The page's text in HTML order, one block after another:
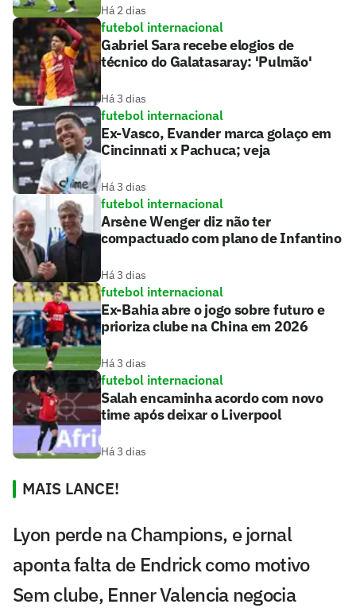
Há 2 dias
futebol internacional
Gabriel Sara recebe elogios de
técnico do Galatasaray: 'Pulmão'
Há 3 dias
futebol internacional
Ex-Vasco, Evander marca golaço em
Cincinnati x Pachuca; veja
Há 3 dias
futebol internacional
Arsène Wenger diz não ter
compactuado com plano de Infantino
Há 3 dias
futebol internacional
Ex-Bahia abre o jogo sobre futuro e
prioriza clube na China em 2026
Há 3 dias
futebol internacional
Salah encaminha acordo com novo
time após deixar o Liverpool
Há 3 dias
MAIS LANCE!
Lyon perde na Champions, e jornal
aponta falta de Endrick como motivo
Sem clube, Enner Valencia negocia